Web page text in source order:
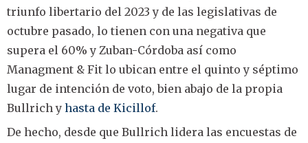
triunfo libertario del 2023 y de las legislativas de
octubre pasado, lo tienen con una negativa que
supera el 60% y Zuban-Córdoba así como
Managment & Fit lo ubican entre el quinto y séptimo
lugar de intención de voto, bien abajo de la propia
Bullrich y hasta de Kicillof.
De hecho, desde que Bullrich lidera las encuestas de